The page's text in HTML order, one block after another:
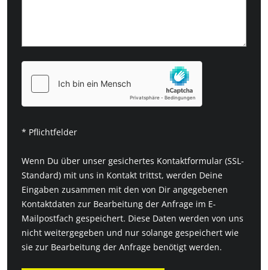
* Pflichtfelder
Wenn Du über unser gesichertes Kontaktformular (SSL-
Standard) mit uns in Kontakt trittst, werden Deine
Eingaben zusammen mit den von Dir angegebenen
Kontaktdaten zur Bearbeitung der Anfrage im E-
Mailpostfach gespeichert. Diese Daten werden von uns
nicht weitergegeben und nur solange gespeichert wie
sie zur Bearbeitung der Anfrage benötigt werden.